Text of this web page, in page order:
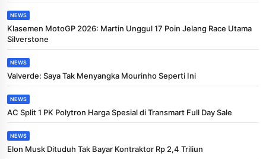
NEWS
Klasemen MotoGP 2026: Martin Unggul 17 Poin Jelang Race Utama
Silverstone
NEWS
Valverde: Saya Tak Menyangka Mourinho Seperti Ini
NEWS
AC Split 1 PK Polytron Harga Spesial di Transmart Full Day Sale
NEWS
Elon Musk Dituduh Tak Bayar Kontraktor Rp 2,4 Triliun